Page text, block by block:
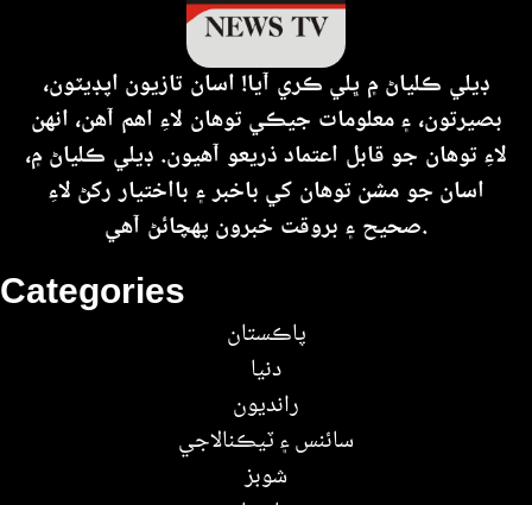
Categories
پاڪستان
دنيا
رانديون
سائنس ۽ ٽيڪنالاجي
شوبز
ڊيلي ڪلياڻ ۾ ڀلي ڪري آيا! اسان تازيون اپڊيٽون،
بصيرتون، ۽ معلومات جيڪي توهان لاءِ اهم آهن، انهن
لاءِ توهان جو قابل اعتماد ذريعو آهيون. ڊيلي ڪلياڻ ۾،
اسان جو مشن توهان کي باخبر ۽ بااختيار رکڻ لاءِ
صحيح ۽ بروقت خبرون پهچائڻ آهي.